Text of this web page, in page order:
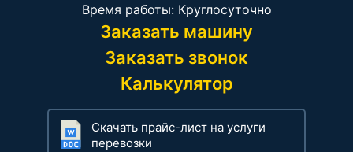
Время работы: Круглосуточно
Заказать машину
Заказать звонок
Калькулятор
Скачать прайс-лист на услуги
перевозки